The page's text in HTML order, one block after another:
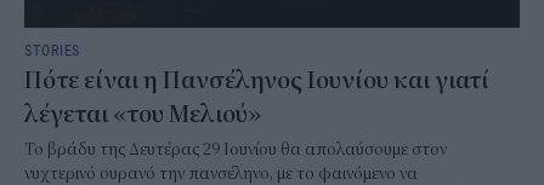
STORIES
Πότε είναι η Πανσέληνος Ιουνίου και γιατί
λέγεται «του Μελιού»
Το βράδυ της Δευτέρας 29 Ιουνίου θα απολαύσουμε στον
νυχτερινό ουρανό την πανσέληνο, με το φαινόμενο να